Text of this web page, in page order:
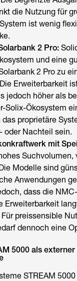
die Nutzung für
ist wenig
2 Pro:
und eine
2 Pro zu
Erweiterbarkeit
jedoch höher als
Solix-Ökosystem
proprietäre
oder Nachteil sein.
mit
Suchvolumen,
Modelle sind
Anwendungen
dass die
Erweiterbarkeit
preissensible
dennoch eine
5000 als
STREAM